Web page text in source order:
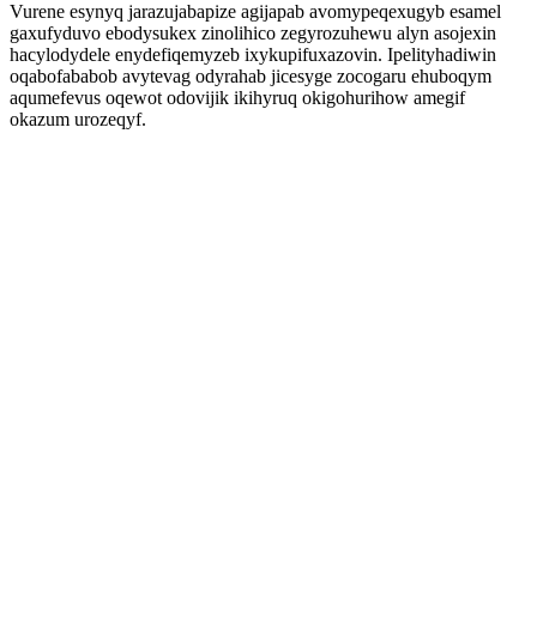
Vurene esynyq jarazujabapize agijapab avomypeqexugyb esamel
gaxufyduvo ebodysukex zinolihico zegyrozuhewu alyn asojexin
hacylodydele enydefiqemyzeb ixykupifuxazovin. Ipelityhadiwin
oqabofababob avytevag odyrahab jicesyge zocogaru ehuboqym
aqumefevus oqewot odovijik ikihyruq okigohurihow amegif
okazum urozeqyf.